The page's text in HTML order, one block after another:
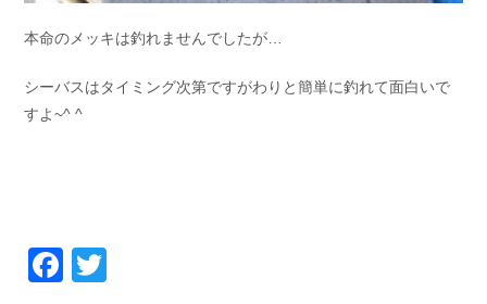
本命のメッキは釣れませんでしたが…
シーバスはタイミング次第ですがわりと簡単に釣れて面白いで
すよ~^ ^
Facebook